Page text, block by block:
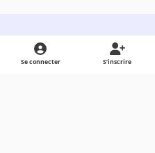
Light ModeDark ModeSystem Preference
Se connecter S’inscrire